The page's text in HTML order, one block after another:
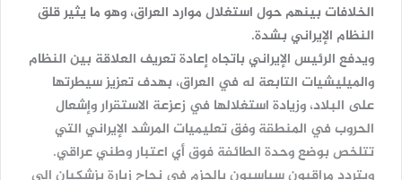
الخلافات بينهم حول استغلال موارد العراق، وهو ما يثير قلق
النظام الإيراني بشدة.
ويدفع الرئيس الإيراني باتجاه إعادة تعريف العلاقة بين النظام
والميليشيات التابعة له في العراق، بهدف تعزيز سيطرتها
على البلاد، وزيادة استغلالها في زعزعة الاستقرار وإشعال
الحروب في المنطقة وفق تعليميات المرشد الإيراني التي
تتلخص بوضع وحدة الطائفة فوق أي اعتبار وطني عراقي.